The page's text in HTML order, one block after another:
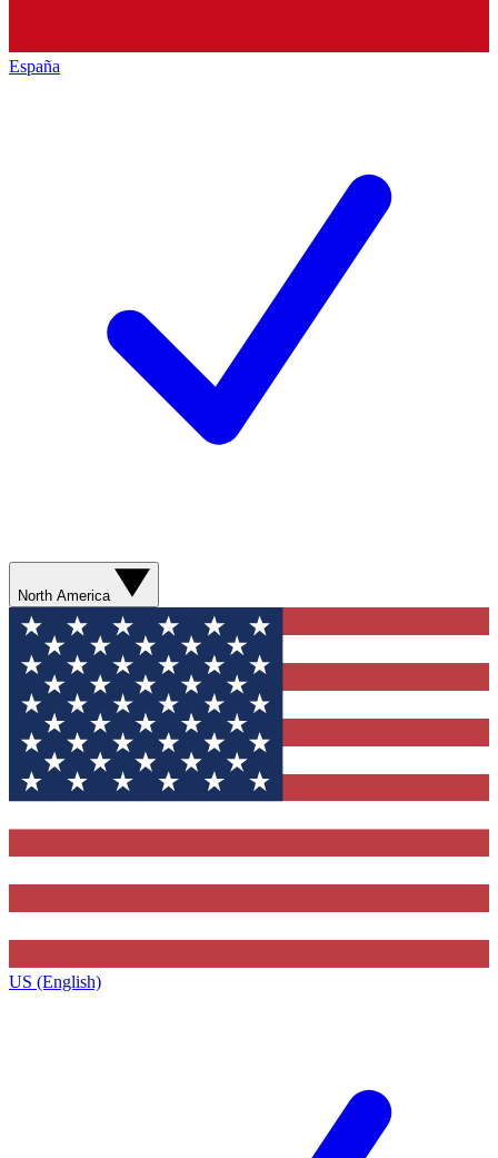
España
North America
US (English)